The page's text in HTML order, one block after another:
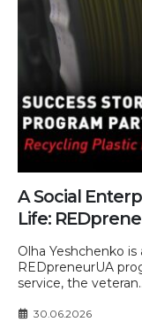
A Social
Life:
Olha Yeshchenko
REDpreneurUA
service, the
30.06.2026